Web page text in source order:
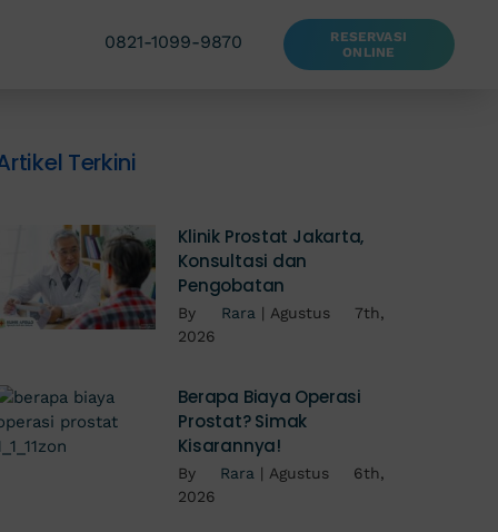
0821-1099-9870
RESERVASI
ONLINE
Terkini
Klinik Prostat Jakarta,
Konsultasi dan
Pengobatan
By Rara | Agustus 7th,
2026
Berapa Biaya Operasi
Prostat? Simak
Kisarannya!
By Rara | Agustus 6th,
2026